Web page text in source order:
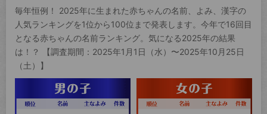
毎年恒例！ 2025年に生まれた赤ちゃんの名前、よみ、漢字の
人気ランキングを1位から100位まで発表します。今年で16回目
となる赤ちゃんの名前ランキング。気になる2025年の結果
は！？ 【調査期間：2025年1月1日（水）〜2025年10月25日
（土）】